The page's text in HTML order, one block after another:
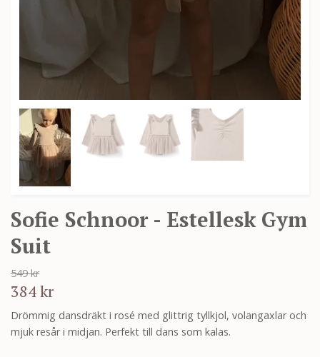
Sofie Schnoor - Estellesk Gym
Suit
549 kr
384 kr
Drömmig dansdräkt i rosé med glittrig tyllkjol, volangaxlar och
mjuk resår i midjan. Perfekt till dans som kalas.